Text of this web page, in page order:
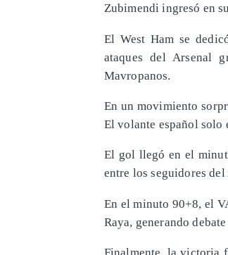
Zubimendi ingresó en
El West Ham se
ataques del Arsenal
Mavropanos.
En un movimiento
El volante español solo
El gol llegó en el
entre los seguidores
En el minuto 90+8, el
Raya, generando